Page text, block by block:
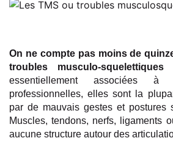
On ne compte pas moins de
troubles musculo-squelettiques
essentiellement associées à
professionnelles, elles sont la
par de mauvais gestes et postures
Muscles, tendons, nerfs, ligaments
aucune structure autour des